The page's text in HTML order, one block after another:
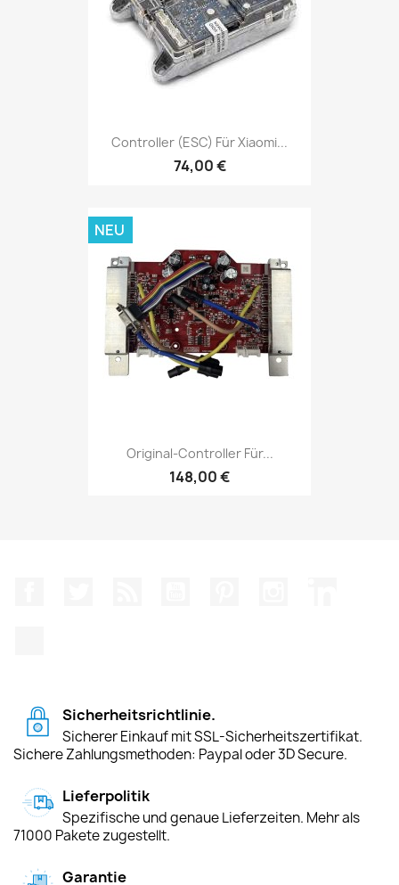
Controller (ESC) Für Xiaomi...
74,00 €
Original-Controller Für...
148,00 €
NEU
Sicherheitsrichtlinie.
Sicherer Einkauf mit SSL-Sicherheitszertifikat.
Sichere Zahlungsmethoden: Paypal oder 3D Secure.
Lieferpolitik
Spezifische und genaue Lieferzeiten. Mehr als
71000 Pakete zugestellt.
Garantie